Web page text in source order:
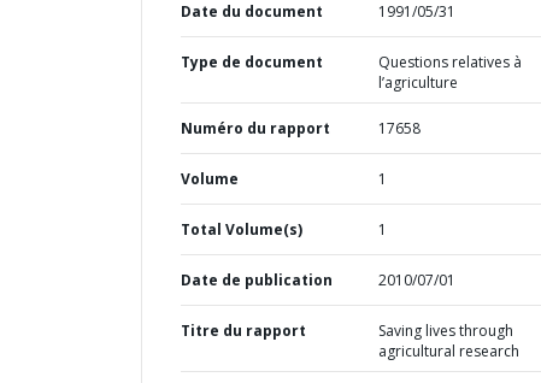
Date du document 1991/05/31
Type de document
Questions relatives à
l’agriculture
Numéro du rapport 17658
Volume 1
Total Volume(s) 1
Date de publication 2010/07/01
Titre du rapport
Saving lives through
agricultural research